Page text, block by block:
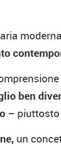
ben
–
un